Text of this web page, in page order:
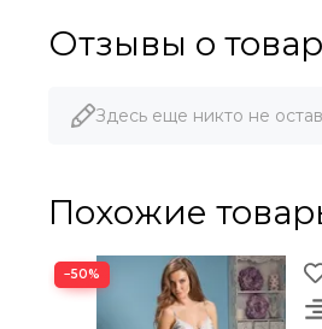
Отзывы о
Здесь еще никто не
Похожие
−50%